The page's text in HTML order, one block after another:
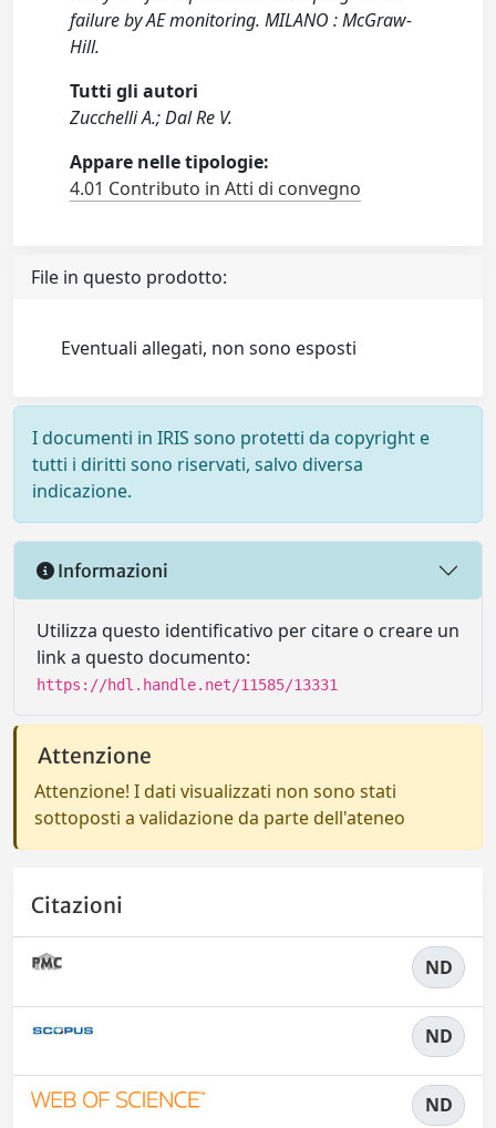
failure by AE monitoring. MILANO : McGraw-
Hill.
Tutti gli autori
Zucchelli A.; Dal Re V.
Appare nelle tipologie:
4.01 Contributo in Atti di convegno
File in questo prodotto:
Eventuali allegati, non sono esposti
I documenti in IRIS sono protetti da copyright e
tutti i diritti sono riservati, salvo diversa
indicazione.
Informazioni
Utilizza questo identificativo per citare o creare un
link a questo documento:
https://hdl.handle.net/11585/13331
Attenzione
Attenzione! I dati visualizzati non sono stati
sottoposti a validazione da parte dell'ateneo
Citazioni
ND
ND
ND